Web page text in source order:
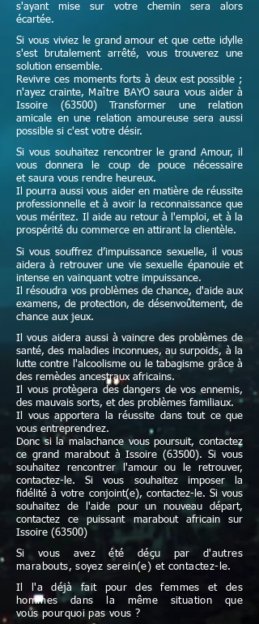
s'ayant mise sur votre chemin sera alors
écartée.
Si vous viviez le grand amour et que cette idylle
s'est brutalement arrêté, vous trouverez une
solution ensemble.
Revivre ces moments forts à deux est possible ;
n'ayez crainte,
Maître BAYO saura vous aider à
Issoire (63500) Transformer une relation
amicale en une relation amoureuse sera aussi
possible si c'est votre désir.
Si vous souhaitez rencontrer le grand Amour, il
vous donnera le coup de pouce nécessaire
et saura vous rendre heureux.
Il pourra aussi vous aider en matière de réussite
professionnelle et à avoir la reconnaissance que
vous méritez. Il aide au retour à l'emploi, et à la
prospérité du commerce en attirant la clientèle.
Si vous souffrez d’impuissance sexuelle, il vous
aidera à retrouver une vie sexuelle épanouie et
intense en vainquant votre impuissance.
Il résoudra vos problèmes de chance, d'aide aux
examens, de protection, de désenvoûtement, de
chance aux jeux.
Il vous aidera aussi à vaincre des problèmes de
santé, des maladies inconnues, au surpoids, à la
lutte contre l'alcoolisme ou le tabagisme grâce à
des remèdes ancestraux africains.
Il vous protègera des dangers de vos ennemis,
des mauvais sorts, et des problèmes familiaux.
Il vous apportera la réussite dans tout ce que
vous entreprendrez.
Donc si la malachance vous poursuit, contactez
ce grand marabout à Issoire (63500). Si vous
souhaitez rencontrer l'amour ou le retrouver,
contactez-le. Si vous souhaitez imposer la
fidélité à votre conjoint(e), contactez-le. Si vous
souhaitez de l'aide pour un nouveau départ,
contactez ce puissant marabout africain sur
Issoire (63500)
Si vous avez été déçu par d'autres
marabouts, soyez serein(e) et contactez-le.
Il l'a déjà fait pour des femmes et des
hommes dans la même situation que
vous pourquoi pas vous ?